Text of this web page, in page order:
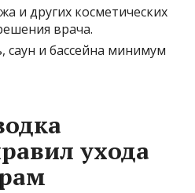
и других косметических
врача.
саун и бассейна минимум
ухода